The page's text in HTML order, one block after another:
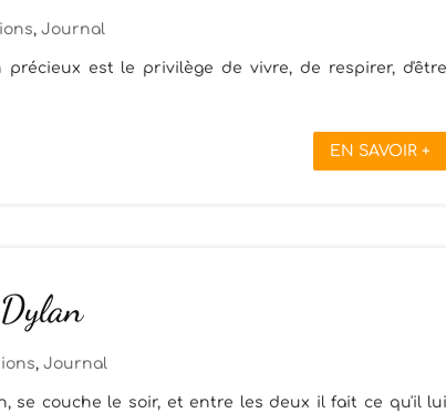
, Journal
est le privilège de vivre, de respirer,
EN SAVOIR +
, Journal
se couche le soir, et entre les deux il fait ce qu'il